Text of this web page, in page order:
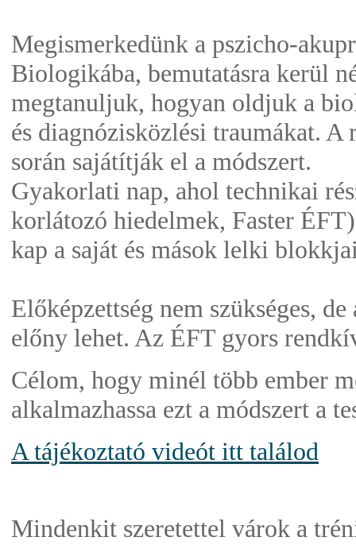
Megismerkedünk a pszicho-
Biologikába, bemutatásra kerül
megtanuljuk, hogyan oldjuk a
és diagnózisközlési traumákat.
során sajátítják el a módszert.
Gyakorlati nap, ahol technikai
korlátozó hiedelmek, Faster
kap a saját és mások lelki
Előképzettség nem szükséges,
előny lehet. Az ÉFT gyors
Célom, hogy minél több ember
alkalmazhassa ezt a módszert a
A tájékoztató videót itt találod
Mindenkit szeretettel várok a